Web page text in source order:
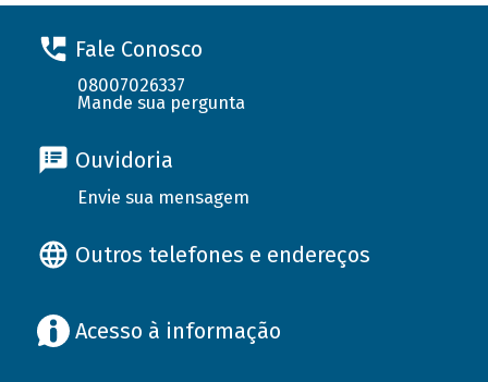
Fale Conosco
08007026337
Mande sua pergunta
Ouvidoria
Envie sua mensagem
Outros telefones e endereços
Acesso à informação